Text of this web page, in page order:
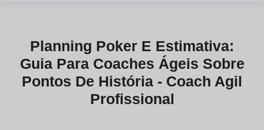
Planning Poker E Estimativa:
Guia Para Coaches Ágeis Sobre
Pontos De História - Coach Agil
Profissional